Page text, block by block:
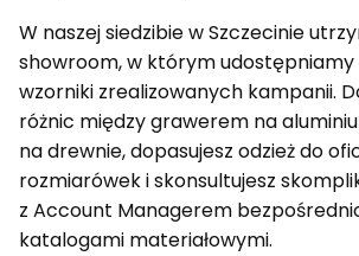
W naszej siedzibie w Szczecinie
showroom, w którym udostępniamy
wzorniki zrealizowanych kampanii.
różnic między grawerem na
na drewnie, dopasujesz odzież do
rozmiarówek i skonsultujesz
z Account Managerem
katalogami materiałowymi.